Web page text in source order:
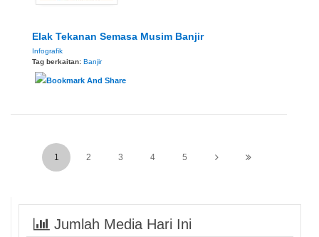
Elak Tekanan Semasa Musim Banjir
Infografik
Tag berkaitan: Banjir
1 2 3 4 5
Jumlah Media Hari Ini